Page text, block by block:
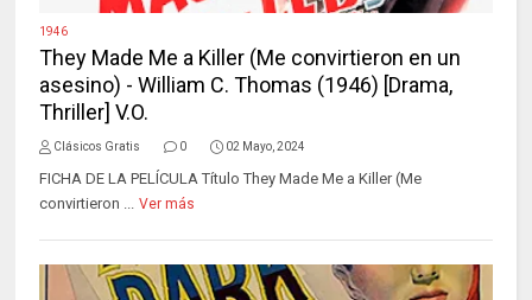
1946
They Made Me a Killer (Me convirtieron en un
asesino) - William C. Thomas (1946) [Drama,
Thriller] V.O.
Clásicos Gratis 0 02 Mayo, 2024
FICHA DE LA PELÍCULA Título They Made Me a Killer (Me
convirtieron ... Ver más